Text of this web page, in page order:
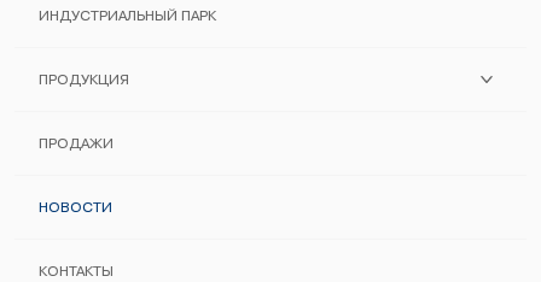
ИСТОРИЯ ЗАВОДА
МЕНЕДЖМЕНТ КАЧЕСТВА
ИНФОРМАЦИЯ ДЛЯ ПОТРЕБИТЕЛЯ
ИНДУСТРИАЛЬНЫЙ ПАРК
ПРОДУКЦИЯ
ДВИГАТЕЛИ ЗМЗ
ПРОДАЖИ
НОВОСТИ
КОНТАКТЫ